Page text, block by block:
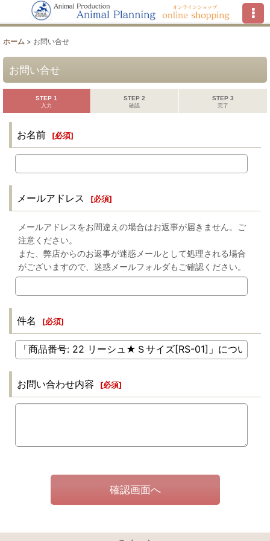
ホーム > お問い合せ
お問い合せ
STEP 1
入力
STEP 2
確認
STEP 3
完了
お名前 [必須]
メールアドレス [必須]
メールアドレスをお間違えの場合はお返事が届きません。ご
注意ください。
また、弊店からのお返事が迷惑メールとして処理される場合
がございますので、迷惑メールフォルダもご確認ください。
件名 [必須]
お問い合わせ内容 [必須]
確認画面へ